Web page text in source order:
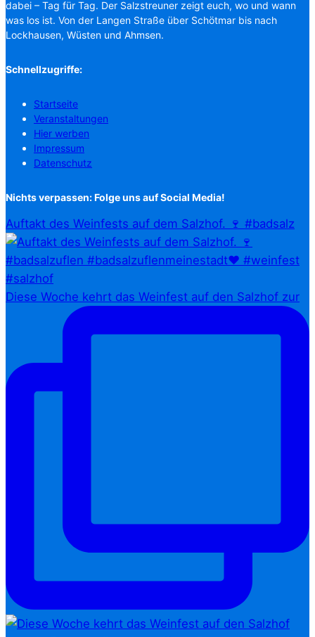
dabei – Tag für Tag. Der Salzstreuner zeigt euch, wo und wann
was los ist. Von der Langen Straße über Schötmar bis nach
Lockhausen, Wüsten und Ahmsen.
Schnellzugriffe:
Startseite
Veranstaltungen
Hier werben
Impressum
Datenschutz
Nichts verpassen: Folge uns auf Social Media!
Auftakt des Weinfests auf dem Salzhof. 🍷 #badsalz
Diese Woche kehrt das Weinfest auf den Salzhof zur